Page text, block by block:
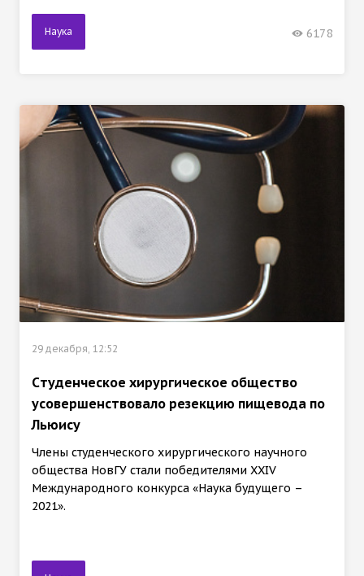
Наука 6178
29 декабря, 12:52
Cтуденческое хирургическое общество
усовершенствовало резекцию пищевода по
Льюису
Члены студенческого хирургического научного
общества НовГУ стали победителями XXIV
Международного конкурса «Наука будущего –
2021».